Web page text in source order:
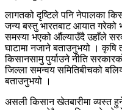
लागतको दृष्टिले पनि नेपालका
जन्य बस्तु भारतबाट आयात गरेको
समस्या भएको औंल्याउँदै उहाँले
घाटामा नजाने बताउनुभयो । कृषि
किसानसामु पुर्याउने नीति
जिल्ला समन्वय समितिबीचको
बताउनुभयो ।
असली किसान खेतबारीमा व्यस्त